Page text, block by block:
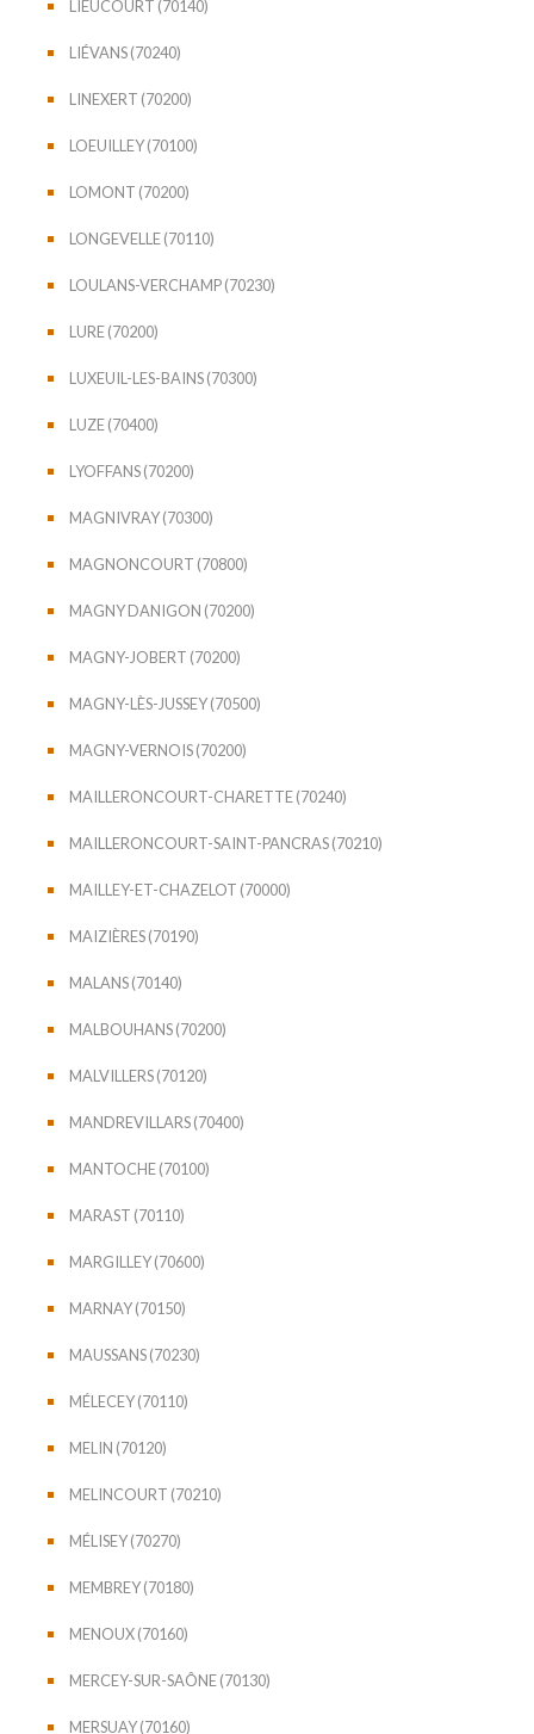
LIEUCOURT (70140)
LIÉVANS (70240)
LINEXERT (70200)
LOEUILLEY (70100)
LOMONT (70200)
LONGEVELLE (70110)
LOULANS-VERCHAMP (70230)
LURE (70200)
LUXEUIL-LES-BAINS (70300)
LUZE (70400)
LYOFFANS (70200)
MAGNIVRAY (70300)
MAGNONCOURT (70800)
MAGNY DANIGON (70200)
MAGNY-JOBERT (70200)
MAGNY-LÈS-JUSSEY (70500)
MAGNY-VERNOIS (70200)
MAILLERONCOURT-CHARETTE (70240)
MAILLERONCOURT-SAINT-PANCRAS (70210)
MAILLEY-ET-CHAZELOT (70000)
MAIZIÈRES (70190)
MALANS (70140)
MALBOUHANS (70200)
MALVILLERS (70120)
MANDREVILLARS (70400)
MANTOCHE (70100)
MARAST (70110)
MARGILLEY (70600)
MARNAY (70150)
MAUSSANS (70230)
MÉLECEY (70110)
MELIN (70120)
MELINCOURT (70210)
MÉLISEY (70270)
MEMBREY (70180)
MENOUX (70160)
MERCEY-SUR-SAÔNE (70130)
MERSUAY (70160)